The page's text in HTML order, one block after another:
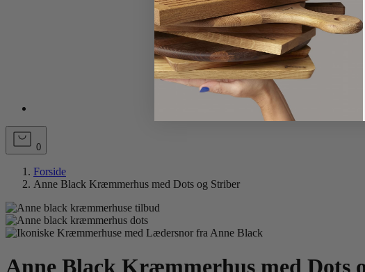
0
Forside
Anne Black Kræmmerhus med Dots og Striber
Anne Black Kræmmerhus med Dots